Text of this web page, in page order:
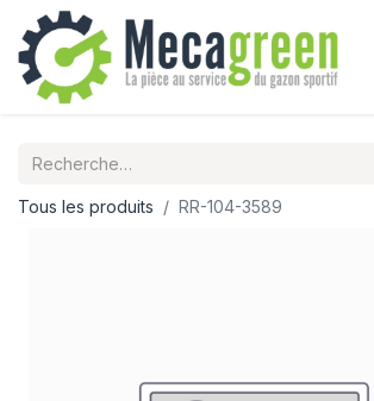
Tous les produits RR-104-3589